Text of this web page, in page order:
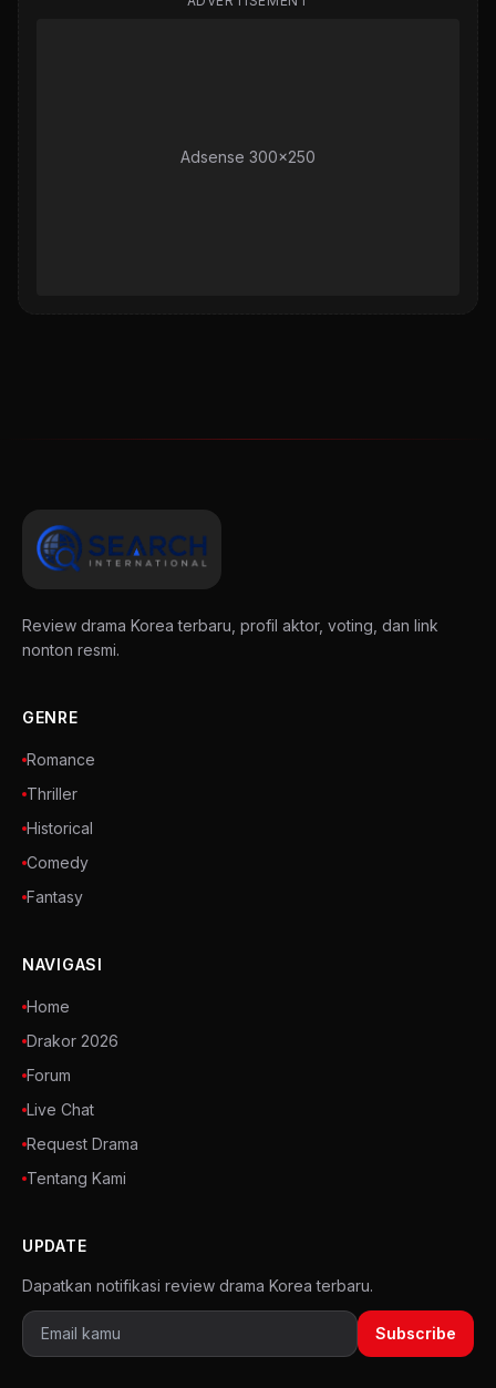
Adsense 300x250
Review drama Korea terbaru, profil aktor, voting, dan link
nonton resmi.
GENRE
Romance
Thriller
Historical
Comedy
Fantasy
NAVIGASI
Home
Drakor 2026
Forum
Live Chat
Request Drama
Tentang Kami
UPDATE
Dapatkan notifikasi review drama Korea terbaru.
Subscribe